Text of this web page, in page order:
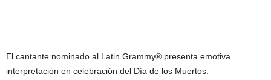
El cantante nominado al Latin Grammy® presenta emotiva
interpretación en celebración del Día de los Muertos.